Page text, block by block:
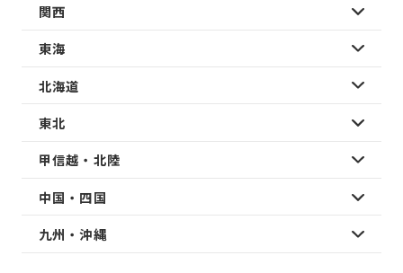
関西
東海
北海道
東北
甲信越・北陸
中国・四国
九州・沖縄